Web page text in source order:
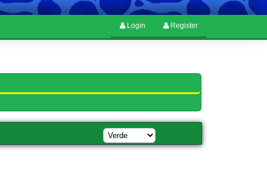
Register
Login